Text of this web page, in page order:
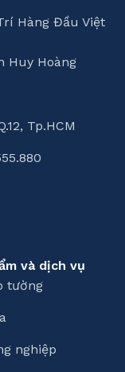
Hàng Đầu Việt
Huy Hoàng
Tp.HCM
và dịch vụ
tường
nghiệp